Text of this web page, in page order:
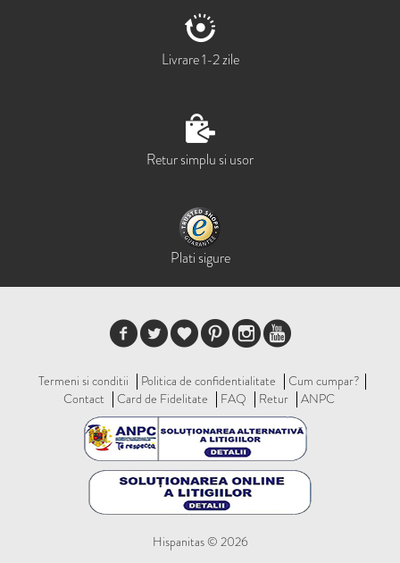
Livrare 1-2 zile
Retur simplu si usor
Plati sigure
Termeni si conditii Politica de confidentialitate
Cum cumpar?
Contact
Card de Fidelitate FAQ Retur ANPC
Hispanitas © 2026